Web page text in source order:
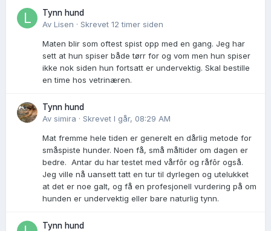
Tynn hund
Av Lisen · Skrevet 12 timer siden
Maten blir som oftest spist opp med en gang. Jeg har
sett at hun spiser både tørr for og vom men hun spiser
ikke nok siden hun fortsatt er undervektig. Skal bestille
en time hos vetrinæren.
Tynn hund
Av simira · Skrevet I går, 08:29 AM
Mat fremme hele tiden er generelt en dårlig metode for
småspiste hunder. Noen få, små måltider om dagen er
bedre. Antar du har testet med vårfôr og råfôr også.
Jeg ville nå uansett tatt en tur til dyrlegen og utelukket
at det er noe galt, og få en profesjonell vurdering på om
hunden er undervektig eller bare naturlig tynn.
Tynn hund